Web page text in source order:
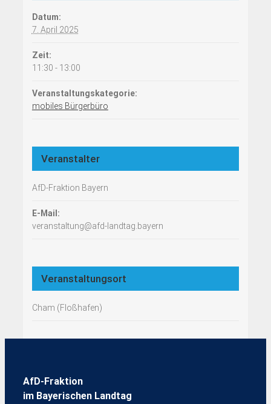
Datum:
7. April 2025
Zeit:
11:30 - 13:00
Veranstaltungskategorie:
mobiles Bürgerbüro
Veranstalter
AfD-Fraktion Bayern
E-Mail:
veranstaltung@afd-landtag.bayern
Veranstaltungsort
Cham (Floßhafen)
AfD-Fraktion
im Bayerischen Landtag